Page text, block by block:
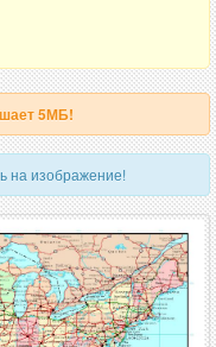
5МБ!
на изображение!